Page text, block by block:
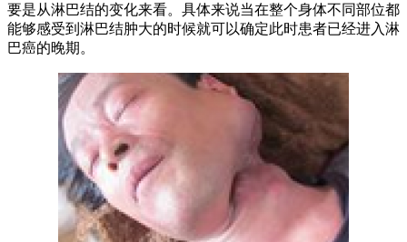
要是从淋巴结的变化来看。具体来说当在整个身体不同部位都
能够感受到淋巴结肿大的时候就可以确定此时患者已经进入淋
巴癌的晚期。